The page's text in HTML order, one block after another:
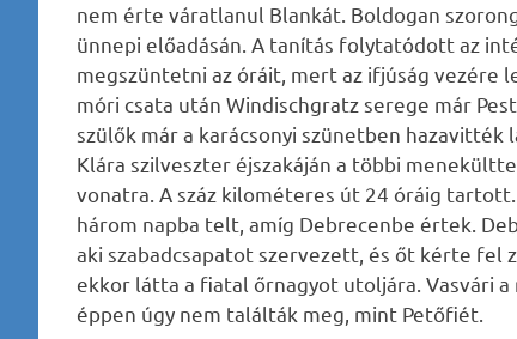
nem érte váratlanul Blankát. Boldogan
ünnepi előadásán. A tanítás folytatódott az
megszüntetni az óráit, mert az ifjúság
móri csata után Windischgratz serege már
szülők már a karácsonyi szünetben
Klára szilveszter éjszakáján a többi
vonatra. A száz kilométeres út 24 óráig
három napba telt, amíg Debrecenbe értek.
aki szabadcsapatot szervezett, és őt kérte fel
ekkor látta a fiatal őrnagyot utoljára. Vasvári
éppen úgy nem találták meg, mint Petőfiét.